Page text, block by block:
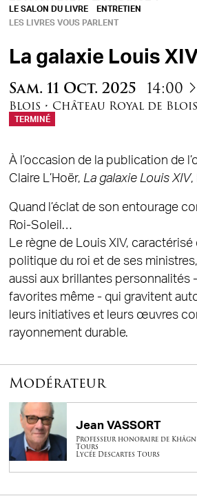
LE SALON DU LIVRE
ENTRETIEN
LES LIVRES VOUS PARLENT
La galaxie Louis XIV
Sam. 11 Oct. 2025 14:00
Blois • Château Royal de Blois
TERMINÉ
À l’occasion de la publication de
Claire L’Hoër, La galaxie Louis XIV,
Quand l’éclat de son entourage
Roi-Soleil…
Le règne de Louis XIV, caractérisé
politique du roi et de ses
aussi aux brillantes personnalités
favorites même - qui gravitent
leurs initiatives et leurs œuvres
rayonnement durable.
Modérateur
Jean VASSORT
Professeur honoraire de
Tours
Lycée Descartes Tours